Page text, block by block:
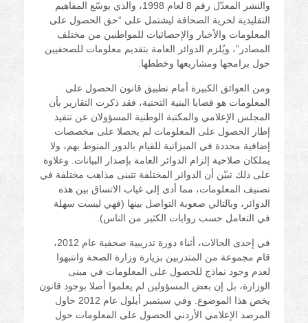
والنشر المعدّل رقم 8 لعام 1998، والذي يوسّع المفاهيم
التقليدية لحرية الصحافة ليشتمل على “حق الحصول على
المعلومات والأخبار والإحصائيات للمواطنين من مختلف
المصادر”، ويُلزم الدوائر العامة بتقديم معلومات للصحفيين
حول برامجها ومشاريعها وخططها.
ومن العوائق الكبيرة أمام تطبيق قانون الحصول على
المعلومات هو قضايا البنية التحتية، فقد ذكرت التقارير بأن
المجلس الإعلامي والمكتبة الوطنية المسؤولان عن تنفيذ
إطار الحصول على المعلومات لم يحصلا على مخصصات
إضافية محددة في الميزانية للقيام بالدور المنوط بهم، ولا
يملكان صلاحية إلزام الدوائر العامة بإصدار البيانات. وعلاوة
على ذلك تبيّن أن الدوائر المختلفة تتبنى مذاهب مختلفة في
تصنيف المعلومات، مما أدى إلى غياب الاتساق بين هذه
الدوائر، وبالتالي صعوبة التواصل بينها (فهي ليست سهلة
في التعامل حسب روايات الكثير من الناس).
في إحدى الحالات، أثناء دورة تدريبية صحفية عام 2012،
قام مجموعة من المتدربين بزيارة وزارة الصحة وانتبهوا
لعدم وجود نماذج للحصول على المعلومات في مبنى
الوزارة، بل إن بعض المسؤولين لم يعلموا أصلا بوجود قانون
يخص هذا الموضوع. وفي سبتمبر أيلول عام 2012 حاول
المرصد الإعلامي الأردني الحصول على المعلومات حول